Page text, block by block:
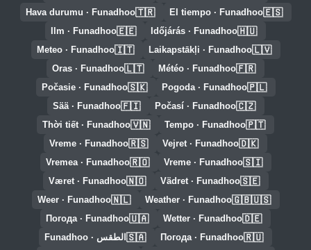
🇪🇸
El tiempo · Funadhoo
🇹🇷
Hava durumu · Funadhoo
🇭🇺
Időjárás · Funadhoo
🇪🇪
Ilm · Funadhoo
🇱🇻
Laikapstākļi · Funadhoo
🇮🇹
Meteo · Funadhoo
🇫🇷
Météo · Funadhoo
🇱🇹
Oras · Funadhoo
🇵🇱
Pogoda · Funadhoo
🇸🇰
Počasie · Funadhoo
🇨🇿
Počasí · Funadhoo
🇫🇮
Sää · Funadhoo
🇵🇹
Tempo · Funadhoo
🇻🇳
Thời tiết · Funadhoo
🇩🇰
Vejret · Funadhoo
🇷🇸
Vreme · Funadhoo
🇸🇮
Vreme · Funadhoo
🇷🇴
Vremea · Funadhoo
🇸🇪
Vädret · Funadhoo
🇳🇴
Været · Funadhoo
🇬🇧🇺🇸
Weather · Funadhoo
🇳🇱
Weer · Funadhoo
🇩🇪
Wetter · Funadhoo
🇺🇦
Погода · Funadhoo
🇷🇺
Погода · Funadhoo
🇸🇦 الطقس · Funadhoo